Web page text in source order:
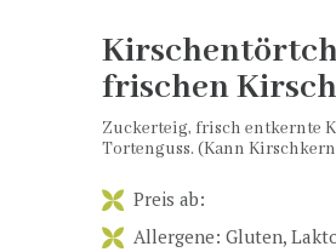
frischen
Zuckerteig, frisch entkernte
Tortenguss. (Kann
Preis ab:
Allergene: Gluten,